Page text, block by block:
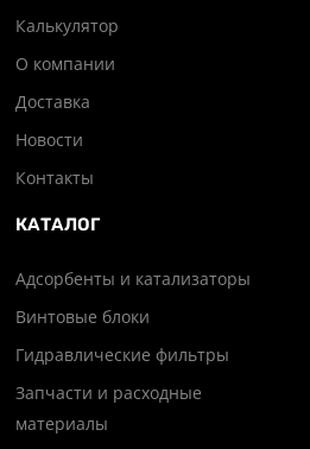
Калькулятор
О компании
Доставка
Новости
Контакты
КАТАЛОГ
Адсорбенты и катализаторы
Винтовые блоки
Гидравлические фильтры
Запчасти и расходные
материалы